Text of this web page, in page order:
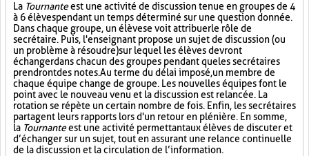
La Tournanteest une activité de discussion tenue en groupes de 4
à 6 élèves pendant un temps déterminé sur une question donnée.
Dans chaque groupe, un élève se voit attribuer le rôle de
secrétaire. Puis, l'enseignant propose un sujet de discussion (ou
un problème à résoudre) sur lequel les élèves devront
échanger dans chacun des groupes pendant que les secrétaires
prendront des notes. Au terme du délai imposé, un membre de
chaque équipe change de groupe. Les nouvelles équipes font le
point avec le nouveau venu et la discussion est relancée. La
rotation se répète un certain nombre de fois. Enfin, les secrétaires
partagent leurs rapports lors d'un retour en plénière. En somme,
la Tournanteest une activité permettant aux élèves de discuter et
d’échanger sur un sujet, tout en assurant une relance continuelle
de la discussion et la circulation de l’information.